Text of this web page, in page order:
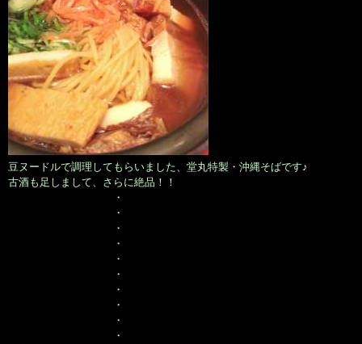
豆ヌードルで調理してもらいました、堂丸特製・沖縄そばです♪
古酒も足しまして、さらに絶品！！
・
・
・
・
・
・
・
・
・
・